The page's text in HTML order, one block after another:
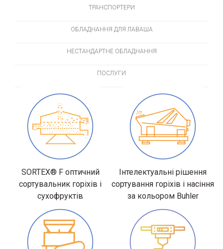
ТРАНСПОРТЕРИ
ОБЛАДНАННЯ ДЛЯ ЛАВАША
НЕСТАНДАРТНЕ ОБЛАДНАННЯ
ПОСЛУГИ
SORTEX® F оптичний
сортувальник горіхів і
сухофруктів
Інтелектуальні рішення
сортування горіхів і насіння
за кольором Buhler